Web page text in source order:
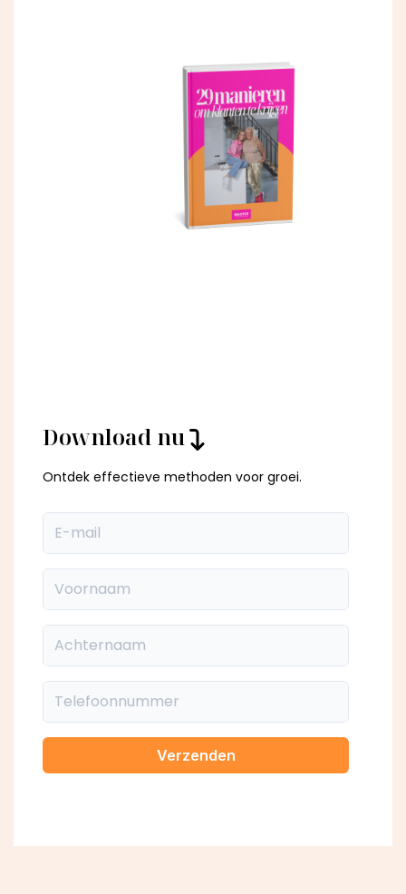
Download nu
Ontdek effectieve methoden voor groei.
E-mail
Voornaam
Achternaam
Telefoonnummer
Verzenden